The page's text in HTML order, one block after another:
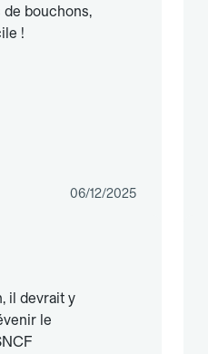
bouchons,
!
06/12/2025
il devrait y
le